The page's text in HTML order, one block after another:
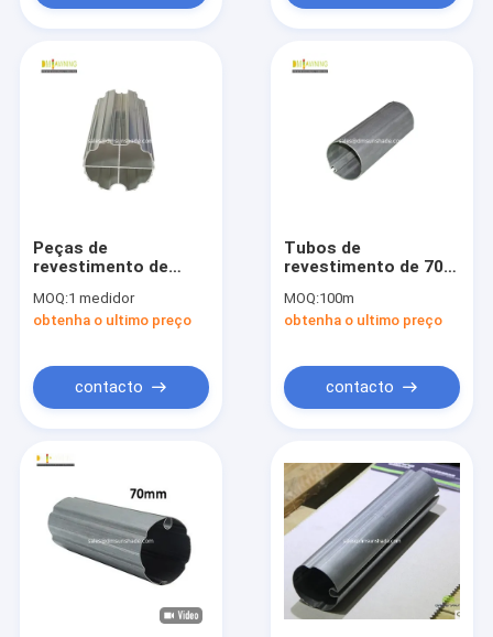
Produtos
Sobre nós
Visita à fábrica
Peças de
revestimento de
toldo de alumínio de
70 mm
MOQ:1 medidor
obtenha o ultimo preço
contacto
Tubos de
revestimento de 70
alumínio
MOQ:100m
obtenha o ultimo preço
contacto